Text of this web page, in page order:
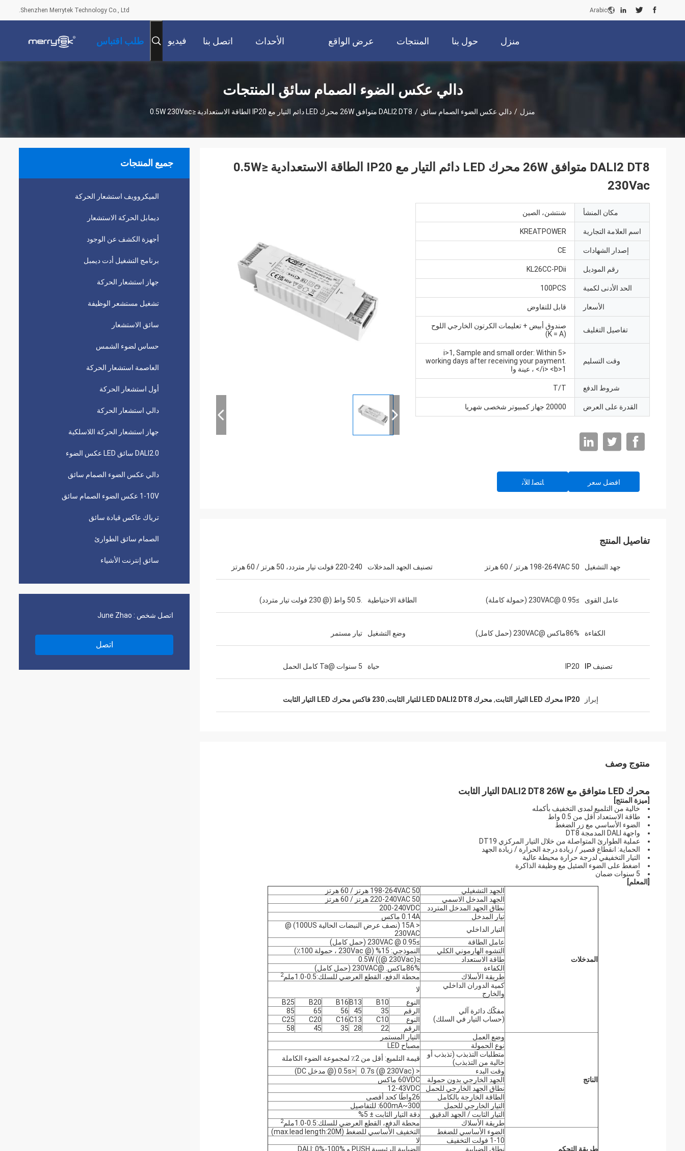
Shenzhen Merrytek Technology Co., Ltd. Arabic
منزل حول بنا المنتجات عرض الواقع
الافتراضي
الأحداث اتصل بنا فيديو طلب اقتباس
دالي عكس الضوء الصمام سائق المنتجات
منزل / دالي عكس الضوء الصمام سائق / DALI2 DT8 متوافق 26W محرك LED دائم التيار مع IP20 الطاقة الاستعدادية ≤0.5W 230Vac
جميع المنتجات
الميكروويف استشعار الحركة
ديمابل الحركة الاستشعار
أجهزة الكشف عن الوجود
برنامج التشغيل أدت ديمبل
جهاز استشعار الحركة
تشغيل مستشعر الوظيفة
سائق الاستشعار
حساس لضوء الشمس
العاصمة استشعار الحركة
أول استشعار الحركة
دالي استشعار الحركة
جهاز استشعار الحركة اللاسلكية
DALI2.0 سائق LED عكس الضوء
دالي عكس الضوء الصمام سائق
1-10V عكس الضوء الصمام سائق
ترياك عاكس قيادة سائق
الصمام سائق الطوارئ
سائق إنترنت الأشياء
اتصل شخص : June Zhao
اتصل
DALI2 DT8 متوافق 26W محرك LED دائم التيار مع IP20 الطاقة الاستعدادية ≤0.5W
230Vac
مكان المنشأ شنتشن، الصين
اسم العلامة التجارية KREATPOWER
إصدار الشهادات CE
رقم الموديل KL26CC-PDii
الحد الأدنى لكمية 100PCS
الأسعار قابل للتفاوض
تفاصيل التغليف
صندوق أبيض + تعليمات الكرتون الخارجي اللوح
(K = A)
وقت التسليم
<i>1, Sample and small order: Within 5
working days after receiving your payment.
</i> <b>1 ، عينة وا
شروط الدفع T/T
القدرة على العرض 20000 جهاز كمبيوتر شخصى شهريا
افضل سعر ﺎﺘﺼﻟ ﺍﻶﻧ
تفاصيل المنتج
جهد التشغيل 198-264VAC 50 هرتز / 60 هرتز تصنيف الجهد المدخلات 220-240 فولت تيار متردد، 50 هرتز / 60 هرتز
عامل القوى ≥0.95 @230VAC (حمولة كاملة) الطاقة الاحتياطية
الكفاءة 86%ماكس @230VAC (حمل كامل) وضع التشغيل تيار مستمر
تصنيف IP IP20 حياة 5 سنوات @Ta كامل الحمل
إبراز IP20 محرك LED التيار الثابت , محرك LED DALI2 DT8 للتيار الثابت ,230 فاكس محرك LED التيار الثابت
منتوج وصف
محرك LED متوافق مع DALI2 DT8 26W التيار الثابت
ميزة المنتج
خالية من التلميع لمدى التخفيف بأكمله
طاقة الاستعداد أقل من 0.5 واط
الضوء الأساسي مع زر الضغط
واجهة DALI المدمجة DT8
عملية الطوارئ المتواصلة من خلال التيار المركزي DT19
الحماية: انقطاع قصير / زيادة درجة الحرارة / زيادة الجهد
التيار التخفيفي لدرجة حرارة محيطة عالية
اضغط على الضوء الضئيل مع وظيفة الذاكرة
5 سنوات ضمان
المعلم
المدخلات
الجهد التشغيلي
198-264VAC 50 هرتز / 60 هرتز
الجهد المدخل الاسمي
220-240VAC 50 هرتز / 60 هرتز
نطاق الجهد المدخل المتردد
200-240VDC
تيار المدخل
0.14A ماكس
التيار الداخلي
< 15A (نصف عرض النبضات الحالية 100US) @
230VAC
عامل الطاقة
≥0.95 @ 230VAC (حمل كامل)
التشوه الهارموني الكلي
النموذجي: 15% (@ 230Vac ، حمولة 100٪)
طاقة الاستعداد
≤0.5W ((@ 230Vac)
الكفاءة
86%ماكس. @230VAC (حمل كامل)
طريقة الأسلاك
محطة الدفع، القطع العرضي للسلك:0.5-1.0ملم 2
كمية الدوران الداخلي
والخارج
لا
مفكّك دائرة آلي
(حساب التيار في السلك)
النوع B10
B13
B16
B20
B25
الرقم
35
45
56
65
85
النوع
C10
C13
C16
C20
C25
الرقم
22
28
35
45
58
الناتج
وضع العمل
التيار المستمر
نوع الحمولة
مصباح LED
متطلبات التذبذب (تذبذب أو
خالية من التذبذب)
قيمة التلميع: أقل من 2٪ لمجموعة الضوء الكاملة
وقت البدء
< 0.7s (@ 230Vac)
<0.5s (@ مدخل DC)
الجهد الخارجي بدون حمولة
60VDC ماكس
نطاق الجهد الخارجي للحمل
12-43VDC
الطاقة الخارجة بالكامل
26واطًا كحد أقصى
التيار الخارجي للحمل
300~600mA: للتفاصيل
التيار الثابت / الجهد الدقيق
دقة التيار الثابت ± 5%
طريقة الأسلاك
محطة الدفع، القطع العرضي للسلك:0.5-1.0ملم 2
طريقة التحكم
الضوء الأساسي للضغط
التخفيف الأساسي للضغط (max.lead length:20M)
1-10 فولت التخفيف
لا
نطاق الضبابية
الضبابية الرئيسية PUSH و DALI: 0%-100%